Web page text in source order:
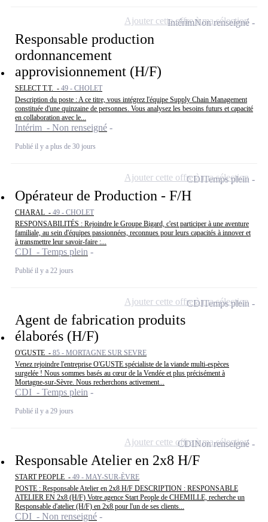
Responsable production
ordonnancement
approvisionnement (H/F)
SELECT T.T. - 49 - CHOLET
Description du poste : A ce titre, vous intégrez l'équipe Supply Chain Management
constituée d'une quinzaine de personnes. Vous analysez les besoins futurs et capacité
en collaboration avec le...
Intérim - Non renseigné
Publié il y a plus de 30 jours
IntérimNon renseigné
Ajouter cette offre à ma sélection
Opérateur de Production - F/H
CHARAL - 49 - CHOLET
RESPONSABILITÉS : Rejoindre le Groupe Bigard, c'est participer à une aventure
familiale, au sein d'équipes passionnées, reconnues pour leurs capacités à innover et
à transmettre leur savoir-faire :...
CDI - Temps plein
Publié il y a 22 jours
CDITemps plein
Ajouter cette offre à ma sélection
Agent de fabrication produits
élaborés (H/F)
O'GUSTE - 85 - MORTAGNE SUR SEVRE
Venez rejoindre l'entreprise O'GUSTE spécialiste de la viande multi-espèces
surgelée ! Nous sommes basés au cœur de la Vendée et plus précisément à
Mortagne-sur-Sèvre. Nous recherchons activement...
CDI - Temps plein
Publié il y a 29 jours
CDITemps plein
Ajouter cette offre à ma sélection
Responsable Atelier en 2x8 H/F
START PEOPLE - 49 - MAY-SUR-ÈVRE
POSTE : Responsable Atelier en 2x8 H/F DESCRIPTION : RESPONSABLE
ATELIER EN 2x8 (H/F) Votre agence Start People de CHEMILLE, recherche un
Responsable d'atelier (H/F) en 2x8 pour l'un de ses clients...
CDI - Non renseigné
CDINon renseigné
Ajouter cette offre à ma sélection